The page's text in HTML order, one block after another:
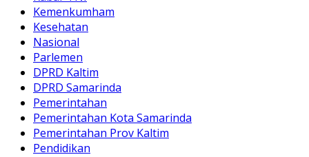
Kemenkumham
Kesehatan
Nasional
Parlemen
DPRD Kaltim
DPRD Samarinda
Pemerintahan
Pemerintahan Kota Samarinda
Pemerintahan Prov Kaltim
Pendidikan